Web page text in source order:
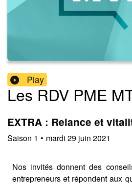
Play
Les RDV PME
EXTRA : Relance et
Saison 1 • mardi 29 juin 2021
Nos invités donnent des
entrepreneurs et répondent aux